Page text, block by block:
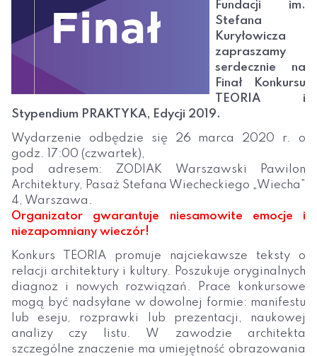
Fundacji im.
Stefana
Kuryłowicza
zapraszamy
serdecznie na
Finał Konkursu
TEORIA i
Stypendium PRAKTYKA, Edycji 2019.
Wydarzenie odbędzie się 26 marca 2020 r. o
godz. 17:00 (czwartek),
pod adresem: ZODIAK Warszawski Pawilon
Architektury, Pasaż Stefana Wiecheckiego „Wiecha”
4, Warszawa.
Organizator gwarantuje niesamowite emocje i
niezapomniany wieczór!
Konkurs TEORIA promuje najciekawsze teksty o
relacji architektury i kultury. Poszukuje oryginalnych
diagnoz i nowych rozwiązań. Prace konkursowe
mogą być nadsyłane w dowolnej formie: manifestu
lub eseju, rozprawki lub prezentacji, naukowej
analizy czy listu. W zawodzie architekta
szczególne znaczenie ma umiejętność obrazowania